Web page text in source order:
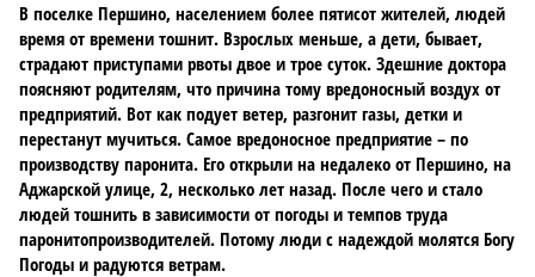
В поселке Першино, населением более пятисот жителей, людей
время от времени тошнит. Взрослых меньше, а дети, бывает,
страдают приступами рвоты двое и трое суток. Здешние доктора
поясняют родителям, что причина тому вредоносный воздух от
предприятий. Вот как подует ветер, разгонит газы, детки и
перестанут мучиться. Самое вредоносное предприятие – по
производству паронита. Его открыли на недалеко от Першино, на
Аджарской улице, 2, несколько лет назад. После чего и стало
людей тошнить в зависимости от погоды и темпов труда
паронитопроизводителей. Потому люди с надеждой молятся Богу
Погоды и радуются ветрам.